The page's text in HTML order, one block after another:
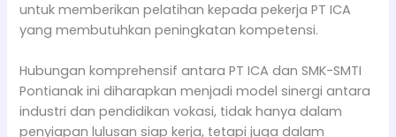
untuk memberikan pelatihan kepada pekerja PT ICA
yang membutuhkan peningkatan kompetensi.
Hubungan komprehensif antara PT ICA dan SMK-SMTI
Pontianak ini diharapkan menjadi model sinergi antara
industri dan pendidikan vokasi, tidak hanya dalam
penyiapan lulusan siap kerja, tetapi juga dalam